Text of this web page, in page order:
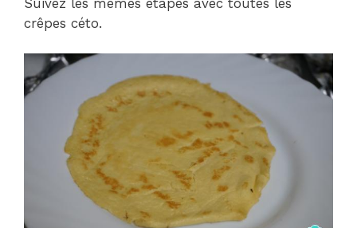
crêpes céto.